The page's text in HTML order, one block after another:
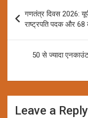
navigation
गणतंत्र दिवस 2026:
राष्ट्रपति पदक और 68
50 से ज्यादा
Leave a Reply